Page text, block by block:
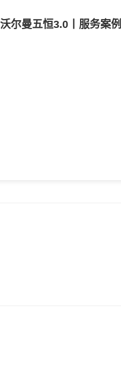
尔曼五恒3.0丨服务案例